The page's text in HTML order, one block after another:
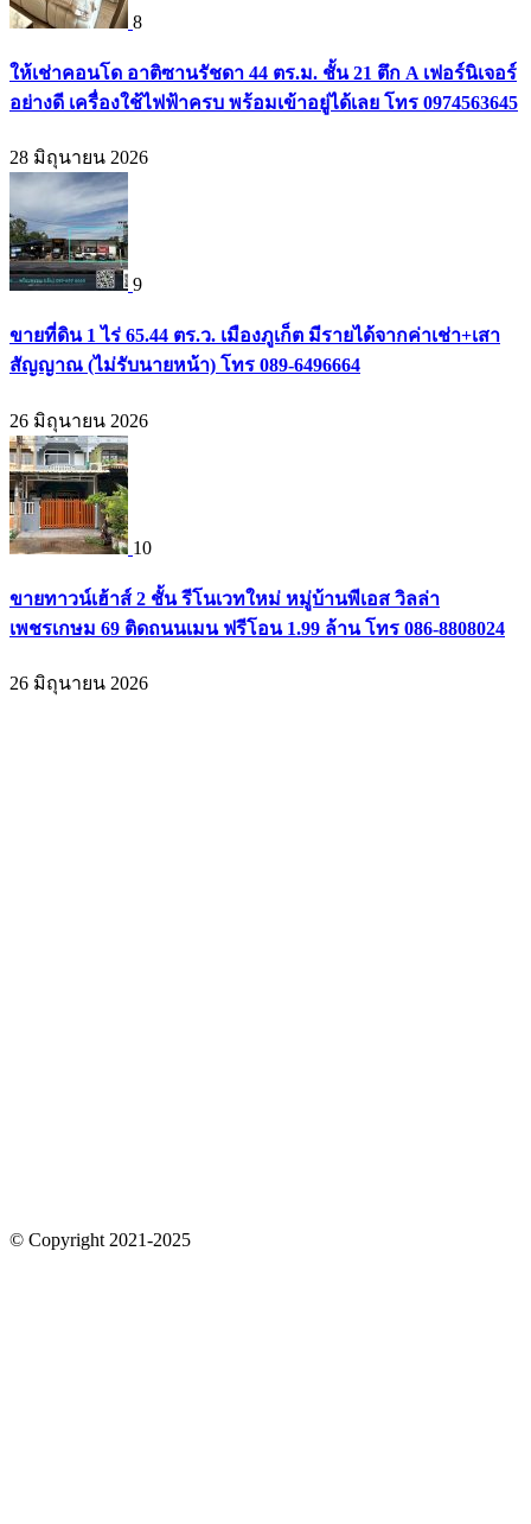
8
ให้เช่าคอนโด อาติซานรัชดา 44 ตร.ม. ชั้น 21 ตึก A เฟอร์นิเจอร์
อย่างดี เครื่องใช้ไฟฟ้าครบ พร้อมเข้าอยู่ได้เลย โทร 0974563645
28 มิถุนายน 2026
9
ขายที่ดิน 1 ไร่ 65.44 ตร.ว. เมืองภูเก็ต มีรายได้จากค่าเช่า+เสา
สัญญาณ (ไม่รับนายหน้า) โทร 089-6496664
26 มิถุนายน 2026
10
ขายทาวน์เฮ้าส์ 2 ชั้น รีโนเวทใหม่ หมู่บ้านพีเอส วิลล่า
เพชรเกษม 69 ติดถนนเมน ฟรีโอน 1.99 ล้าน โทร 086-8808024
26 มิถุนายน 2026
© Copyright 2021-2025